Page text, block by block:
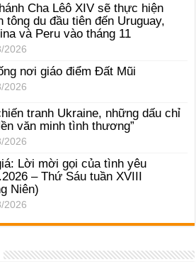
Cha Lêô XIV sẽ thực hiện
tông du đầu tiên đến Uruguay,
và Peru vào tháng 11
2026
nơi giáo điểm Đất Mũi
2026
tranh Ukraine, những dấu chỉ
văn minh tình thương”
2026
Lời mời gọi của tình yêu
– Thứ Sáu tuần XVIII
Niên)
2026